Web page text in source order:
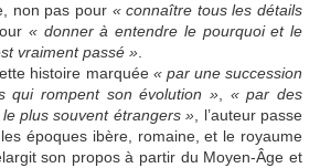
non pas pour « connaître tous les détails
« donner à entendre le pourquoi et le
vraiment passé »
histoire marquée « par une succession
qui rompent son évolution »
« par des
plus souvent étrangers » , l’auteur passe
époques ibère, romaine, et le royaume
son propos à partir du Moyen-Âge et